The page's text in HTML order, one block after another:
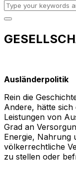
for:
Toggle
&
Ausländerpolitik
Rein die
Andere, hätte sich
Leistungen von
Grad an
Energie, Nahrung
völkerrechtliche
zu stellen oder